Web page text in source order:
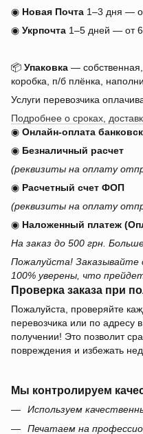
◉ Новая Почта 1–3 дня —
◉ Укрпочта 1–5 дней — от
📦 Упаковка —
коробка, п/б плёнка,
Услуги перевозчика
Подробнее о сроках,
◉ Онлайн-оплата
◉ Безналичный расчет
(реквизиты на оплату
◉ Расчетный счет ФОП
(реквизиты на оплату
◉ Наложенный платеж
На заказ до 500 грн.
Пожалуйста!
100% уверены, что
Проверка заказа при
Пожалуйста, проверяйте
перевозчика или по адресу
получении! Это позволит
повреждения и избежать
Мы контролируем
Используем
Печатаем на